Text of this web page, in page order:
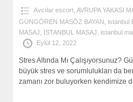
Avcılar escort, AVRUPA YAKASI
GÜNGÖREN MASÖZ BAYAN
istanbul
MASAJ
İSTANBUL MASAJ istanbul
Eylül 12, 2022
Stres Altında Mı Çalışıyorsunuz?
büyük stres ve sorumlulukları da
zamanı zor buluyorken kendimize